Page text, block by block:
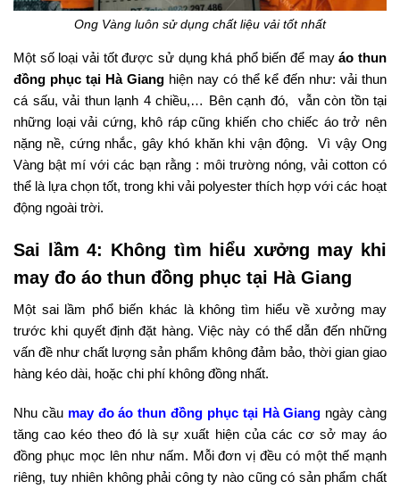
Ong Vàng luôn sử dụng chất liệu vải tốt nhất
Một số loại vải tốt được sử dụng khá phổ biến để mayáo thun
đồng phục tại Hà Giang hiện nay có thể kể đến như: vải thun
cá sấu, vải thun lạnh 4 chiều,… Bên cạnh đó, vẫn còn tồn tại
những loại vải cứng, khô ráp cũng khiến cho chiếc áo trở nên
nặng nề, cứng nhắc, gây khó khăn khi vận động. Vì vậy Ong
Vàng bật mí với các bạn rằng : môi trường nóng, vải cotton có
thể là lựa chọn tốt, trong khi vải polyester thích hợp với các hoạt
động ngoài trời.
Sai lầm 4: Không tìm hiểu xưởng may khi
may đo áo thun đồng phục tại Hà Giang
Một sai lầm phổ biến khác là không tìm hiểu về xưởng may
trước khi quyết định đặt hàng. Việc này có thể dẫn đến những
vấn đề như chất lượng sản phẩm không đảm bảo, thời gian giao
hàng kéo dài, hoặc chi phí không đồng nhất.
Nhu cầu may đo áo thun đồng phục tại Hà Giang ngày càng
tăng cao kéo theo đó là sự xuất hiện của các cơ sở may áo
đồng phục mọc lên như nấm. Mỗi đơn vị đều có một thế mạnh
riêng, tuy nhiên không phải công ty nào cũng có sản phẩm chất